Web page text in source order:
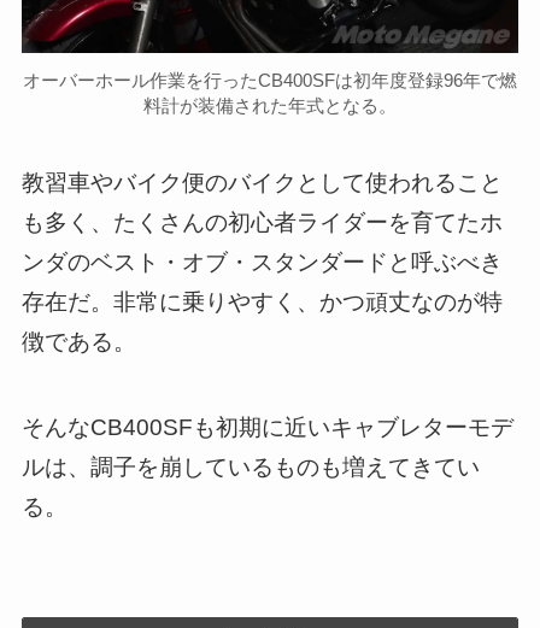
オーバーホール作業を行ったCB400SFは初年度登録96年で燃
料計が装備された年式となる。
教習車やバイク便のバイクとして使われること
も多く、たくさんの初心者ライダーを育てたホ
ンダのベスト・オブ・スタンダードと呼ぶべき
存在だ。非常に乗りやすく、かつ頑丈なのが特
徴である。
そんなCB400SFも初期に近いキャブレターモデ
ルは、調子を崩しているものも増えてきてい
る。